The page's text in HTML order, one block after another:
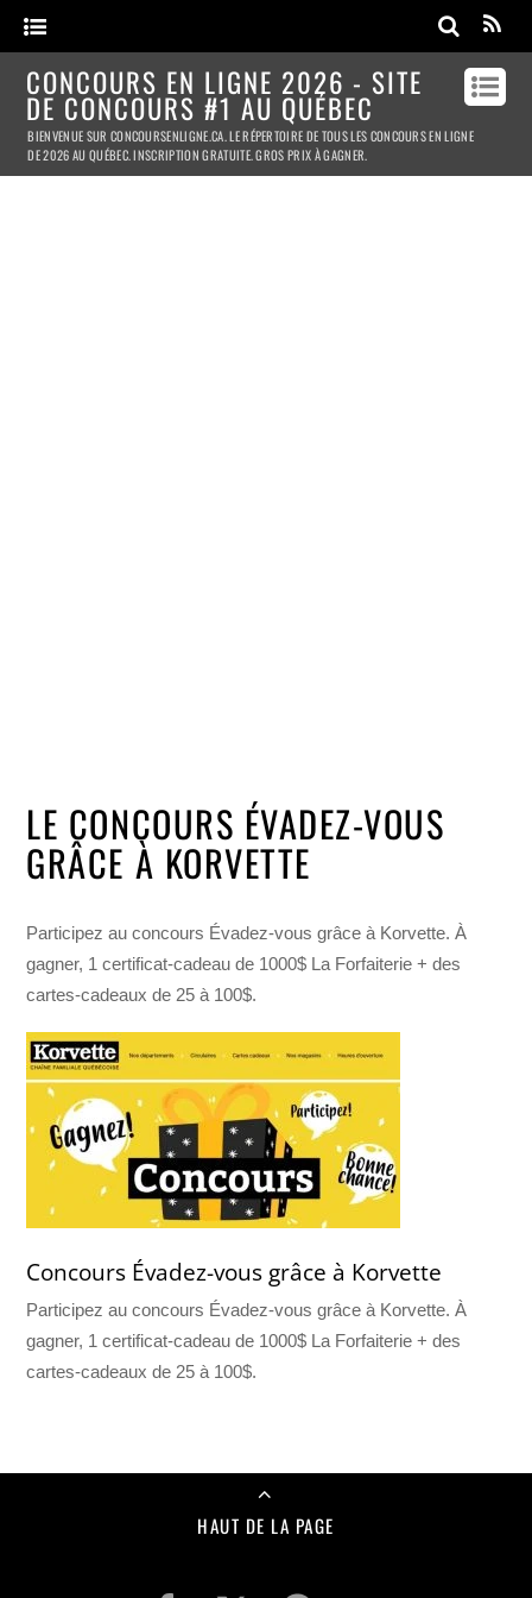
CONCOURS EN LIGNE 2026 - SITE
DE CONCOURS #1 AU QUÉBEC
BIENVENUE SUR CONCOURSENLIGNE.CA. LE RÉPERTOIRE DE TOUS LES CONCOURS EN LIGNE
DE 2026 AU QUÉBEC. INSCRIPTION GRATUITE. GROS PRIX À GAGNER.
LE CONCOURS ÉVADEZ-VOUS
GRÂCE À KORVETTE
Participez au concours Évadez-vous grâce à Korvette. À
gagner, 1 certificat-cadeau de 1000$ La Forfaiterie + des
cartes-cadeaux de 25 à 100$.
Concours Évadez-vous grâce à Korvette
Participez au concours Évadez-vous grâce à Korvette. À
gagner, 1 certificat-cadeau de 1000$ La Forfaiterie + des
cartes-cadeaux de 25 à 100$.
HAUT DE LA PAGE